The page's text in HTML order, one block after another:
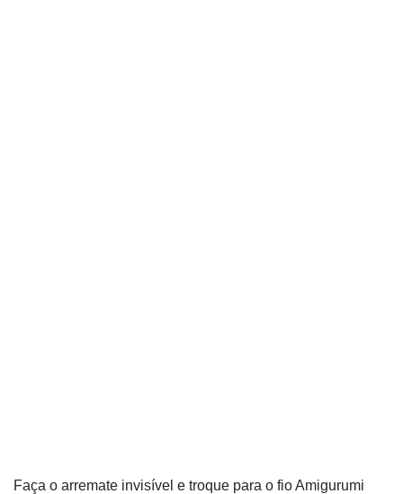
Faça o arremate invisível e troque para o fio Amigurumi